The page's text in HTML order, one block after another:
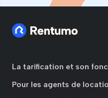
La tarification et son
Pour les agents de